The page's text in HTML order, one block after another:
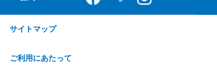
サイトマップ
ご利用にあたって